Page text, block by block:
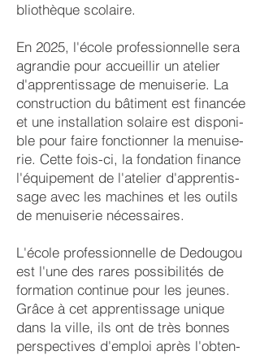
blio­thè­que scolaire.
En 2025, l'école pro­fes­sion­nelle sera
agran­die pour ac­cueil­lir un atelier
d'ap­pren­tis­sage de me­nui­serie. La
con­struc­tion du bâti­ment est fin­ancée
et une in­stal­la­tion so­laire est dis­poni­
ble pour faire fon­ction­ner la menui­se­
rie. Cet­te fois-ci, la fon­da­tion finan­ce
l'équipe­ment de l'ate­lier d'ap­prent­is­
sage avec les ma­chi­nes et les outils
de menui­serie né­ces­saires.
L'école professionnelle de De­dou­gou
est l'une des rares pos­sibili­tés de
for­ma­tion con­tinue pour les jeu­nes.
Grâce à cet ap­pren­tis­sage uni­que
dans la ville, ils ont de très bon­nes
pers­pec­ti­ves d'em­ploi après l'obten­